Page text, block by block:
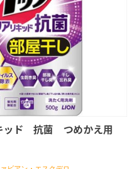
ッド 抗菌 つめかえ用